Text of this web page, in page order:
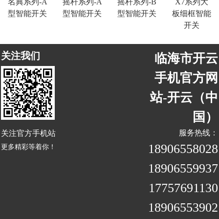
名典系列-A
型智能开关
摇杆系列-A
型智能开关
摇杆系列-B
型智能开关
X7系列大
板细框智能
开关
关注我们
关注官方手机站
更多精彩等着你！
临海市开云
手机官方网
站-开云（中
国）
服务热线：
18906558028
18906559937
17757691130
18906553902